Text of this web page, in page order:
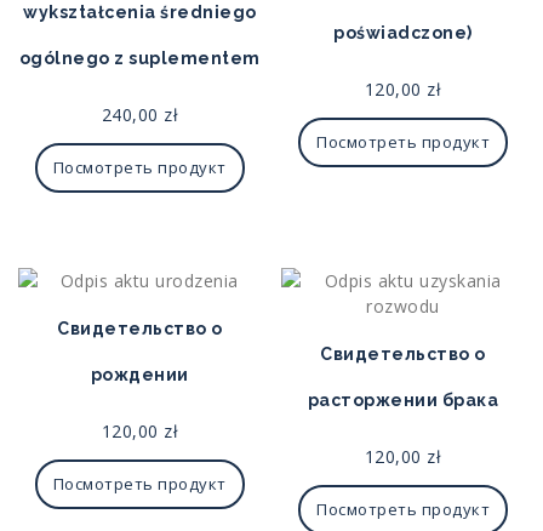
wykształcenia średniego
ogólnego z suplementem
240,00 zł
Посмотреть продукт
poświadczone)
120,00 zł
Посмотреть продукт
Свидетельство о
рождении
120,00 zł
Посмотреть продукт
Свидетельство о
расторжении брака
120,00 zł
Посмотреть продукт